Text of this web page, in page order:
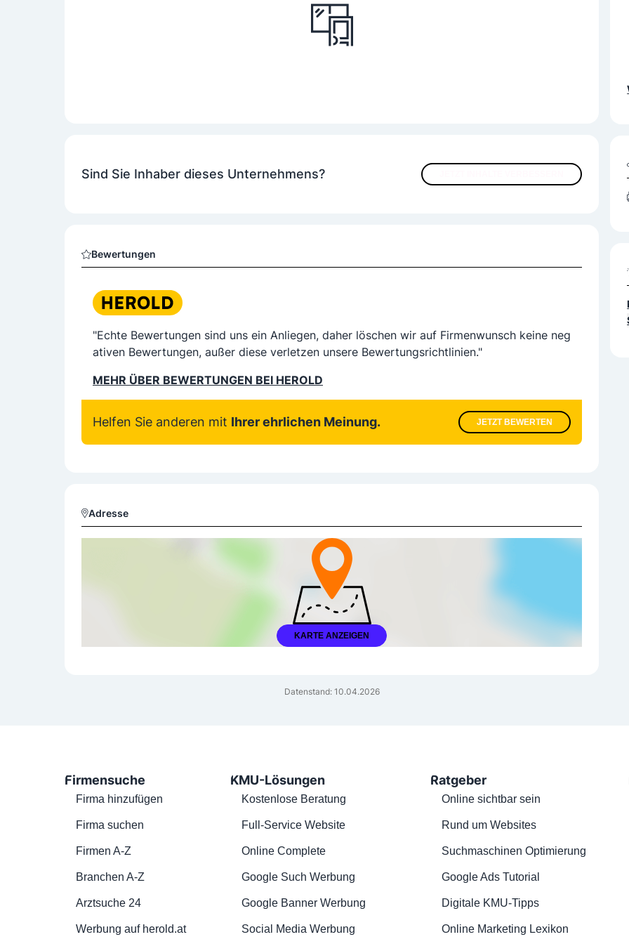
Sind Sie Inhaber dieses Unternehmens?
Bewertungen
"Echte Bewertungen sind uns ein Anliegen, daher löschen wir auf Firmenwunsch keine neg
ativen Bewertungen, außer diese verletzen unsere Bewertungsrichtlinien."
MEHR ÜBER BEWERTUNGEN BEI HEROLD
Helfen Sie anderen mit Ihrer ehrlichen Meinung. JETZT BEWERTEN
Adresse
KARTE ANZEIGEN
Datenstand: 10.04.2026
Firmensuche
Firma hinzufügen
Firma suchen
Firmen A-Z
Branchen A-Z
Arztsuche 24
Werbung auf herold.at
KMU-Lösungen
Kostenlose Beratung
Full-Service Website
Online Complete
Google Such Werbung
Google Banner Werbung
Social Media Werbung
Ratgeber
Online sichtbar sein
Rund um Websites
Suchmaschinen Optimierung
Google Ads Tutorial
Digitale KMU-Tipps
Online Marketing Lexikon